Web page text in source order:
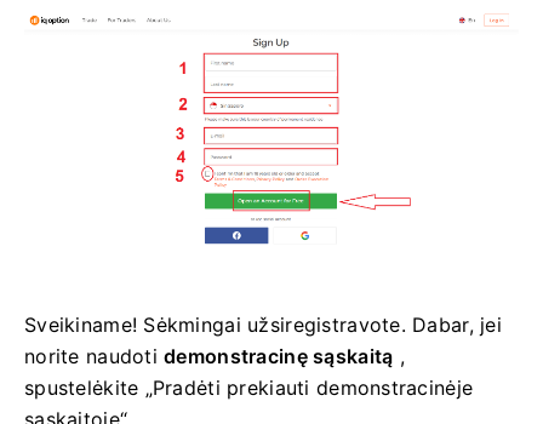
Sveikiname! Sėkmingai užsiregistravote. Dabar, jei
norite naudotidemonstracinę sąskaitą ,
spustelėkite „Pradėti prekiauti demonstracinėje